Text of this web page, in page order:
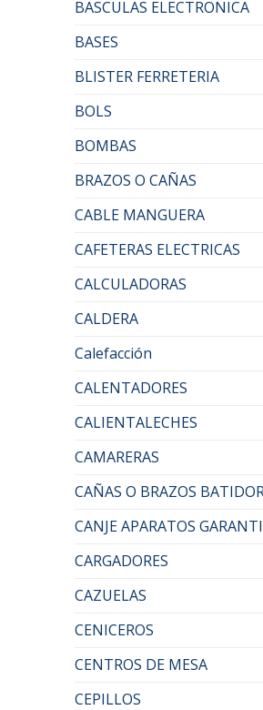
BASCULAS ELECTRONICA
BASES
BLISTER FERRETERIA
BOLS
BOMBAS
BRAZOS O CAÑAS
CABLE MANGUERA
CAFETERAS ELECTRICAS
CALCULADORAS
CALDERA
Calefacción
CALENTADORES
CALIENTALECHES
CAMARERAS
CAÑAS O BRAZOS
CANJE APARATOS
CARGADORES
CAZUELAS
CENICEROS
CENTROS DE MESA
CEPILLOS